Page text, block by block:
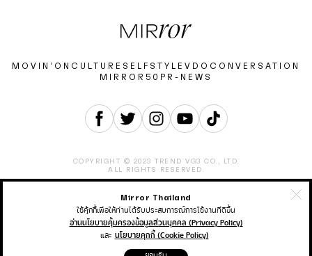
MOVIN’ON CULTURE SELF STYLE VDO CONVERSATION
MIRROR50 PR-NEWS
COPYRIGHT © 2023 TREND VG3 CO., LTD.
ALL RIGHTS RESERVED.
CAREERADVERTISEMENT
TERMS & CONDITION
PRIVACY POLICY
THAIRATH MONEY
Mirror Thailand
ใช้คุ้กกี้เพื่อให้ท่านได้รับประสบการณ์การใช้งานที่ดีขึ้น
อ่านนโยบายคุ้มครองข้อมูลส่วนบุคคล (Privacy Policy)
และ นโยบายคุกกี้ (Cookie Policy)